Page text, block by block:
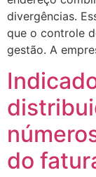
divergências.
que o controle
gestão. A
do